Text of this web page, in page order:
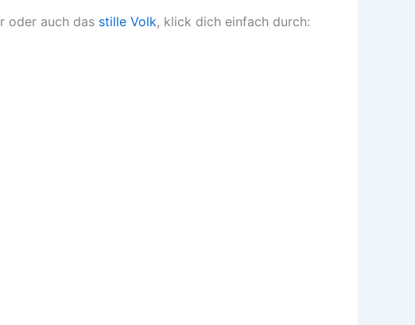
oder auch das stille Volk, klick dich einfach durch: